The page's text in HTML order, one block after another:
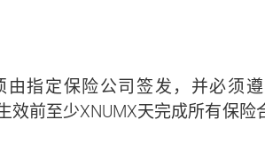
指定保险公司签发，并必须
效前至少XNUMX天完成所有保险